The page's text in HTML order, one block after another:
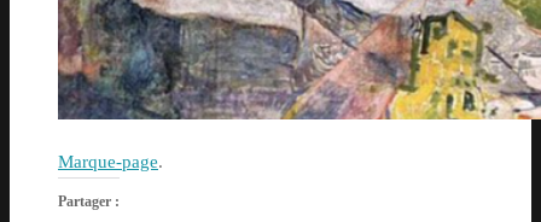
Marque-page.
Partager :